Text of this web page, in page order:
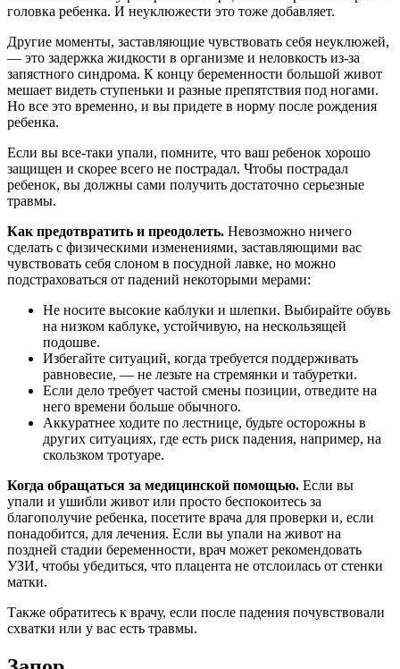
головка ребенка. И неуклюжести это тоже добавляет.
Другие моменты, заставляющие чувствовать себя неуклюжей,
— это задержка жидкости в организме и неловкость из-за
запястного синдрома. К концу беременности большой живот
мешает видеть ступеньки и разные препятствия под ногами.
Но все это временно, и вы придете в норму после рождения
ребенка.
Если вы все-таки упали, помните, что ваш ребенок хорошо
защищен и скорее всего не пострадал. Чтобы пострадал
ребенок, вы должны сами получить достаточно серьезные
травмы.
Как предотвратить и преодолеть. Невозможно ничего
сделать с физическими изменениями, заставляющими вас
чувствовать себя слоном в посудной лавке, но можно
подстраховаться от падений некоторыми мерами:
Не носите высокие каблуки и шлепки. Выбирайте обувь
на низком каблуке, устойчивую, на нескользящей
подошве.
Избегайте ситуаций, когда требуется поддерживать
равновесие, — не лезьте на стремянки и табуретки.
Если дело требует частой смены позиции, отведите на
него времени больше обычного.
Аккуратнее ходите по лестнице, будьте осторожны в
других ситуациях, где есть риск падения, например, на
скользком тротуаре.
Когда обращаться за медицинской помощью. Если вы
упали и ушибли живот или просто беспокоитесь за
благополучие ребенка, посетите врача для проверки и, если
понадобится, для лечения. Если вы упали на живот на
поздней стадии беременности, врач может рекомендовать
УЗИ, чтобы убедиться, что плацента не отслоилась от стенки
матки.
Также обратитесь к врачу, если после падения почувствовали
схватки или у вас есть травмы.